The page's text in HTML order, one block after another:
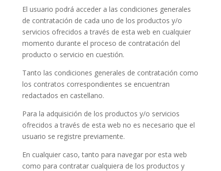
El usuario podrá acceder a las condiciones generales
de contratación de cada uno de los productos y/o
servicios ofrecidos a través de esta web en cualquier
momento durante el proceso de contratación del
producto o servicio en cuestión.
Tanto las condiciones generales de contratación como
los contratos correspondientes se encuentran
redactados en castellano.
Para la adquisición de los productos y/o servicios
ofrecidos a través de esta web no es necesario que el
usuario se registre previamente.
En cualquier caso, tanto para navegar por esta web
como para contratar cualquiera de los productos y